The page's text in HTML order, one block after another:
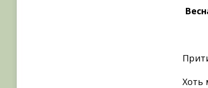
Хоть